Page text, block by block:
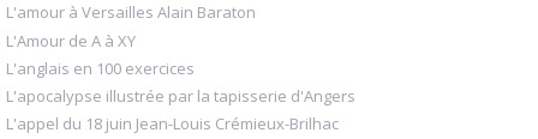
L'amour à Versailles Alain Baraton
L'Amour de A à XY
L'anglais en 100 exercices
L'apocalypse illustrée par la tapisserie d'Angers
L'appel du 18 juin Jean-Louis Crémieux-Brilhac